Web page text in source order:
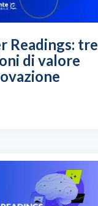
Readings: tre
di valore